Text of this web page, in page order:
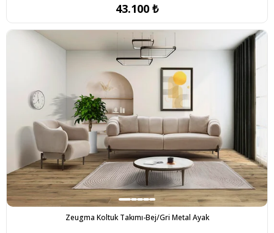
43.100 ₺
Zeugma Koltuk Takımı-Bej/Gri Metal Ayak